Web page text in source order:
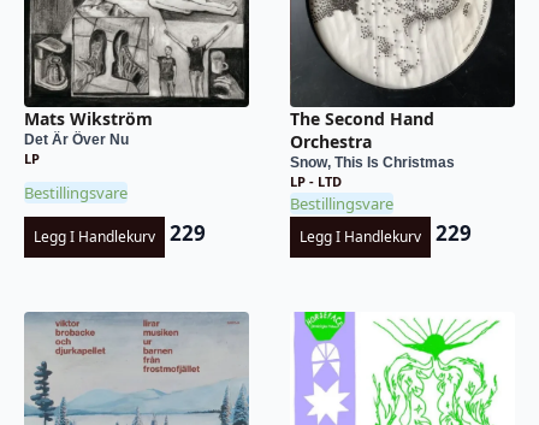
Mats Wikström
Det Är Över Nu
LP
Bestillingsvare
Legg I Handlekurv 229
The Second Hand
Orchestra
Snow, This Is Christmas
LP - LTD
Bestillingsvare
Legg I Handlekurv 229